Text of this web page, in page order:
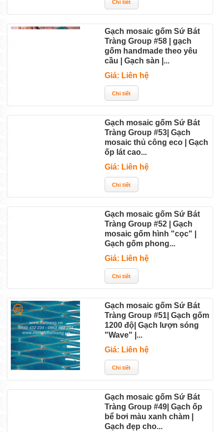
Gạch mosaic gốm Sứ Bát
Tràng Group #58 | gạch
gốm handmade theo yêu
cầu | Gạch sàn |...
Giá: Liên hệ
Gạch mosaic gốm Sứ Bát
Tràng Group #53| Gạch
mosaic thủ công eco | Gạch
ốp lát cao...
Giá: Liên hệ
Gạch mosaic gốm Sứ Bát
Tràng Group #52 | Gạch
mosaic gốm hình "cọc" |
Gạch gốm phong...
Giá: Liên hệ
Gạch mosaic gốm Sứ Bát
Tràng Group #51| Gạch gốm
1200 độ| Gạch lượn sóng
"Wave" |...
Giá: Liên hệ
Gạch mosaic gốm Sứ Bát
Tràng Group #49| Gạch ốp
bể bơi màu xanh chàm |
Gạch đẹp cho...